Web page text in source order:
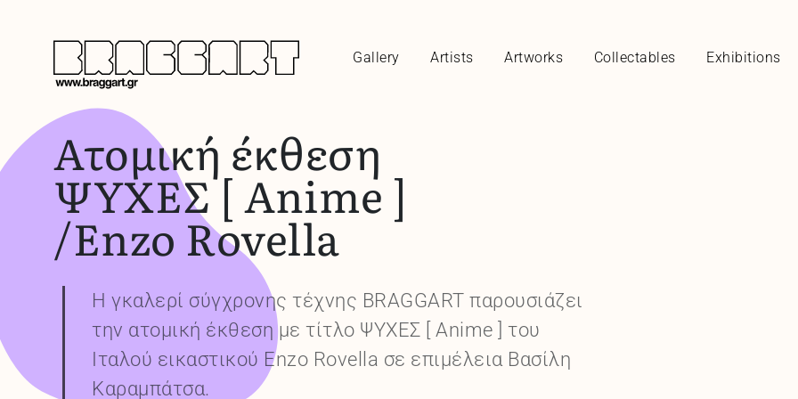
Gallery Artists Artworks Collectables Exhibitions
Ατομική έκθεση
ΨΥΧΕΣ [ Anime ]
/Enzo Rovella
Η γκαλερί σύγχρονης τέχνης BRAGGART παρουσιάζει
την ατομική έκθεση με τίτλο ΨΥΧΕΣ [ Anime ] του
Ιταλού εικαστικού Enzo Rovella σε επιμέλεια Βασίλη
Καραμπάτσα.